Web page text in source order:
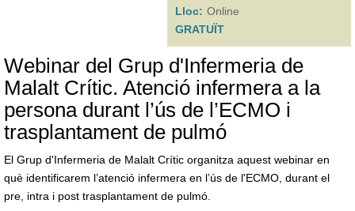
Lloc: Online
GRATUÏT
Webinar del Grup d'Infermeria de
Malalt Crític. Atenció infermera a la
persona durant l’ús de l’ECMO i
trasplantament de pulmó
El Grup d'Infermeria de Malalt Crític organitza aquest webinar en
què identificarem l’atenció infermera en l’ús de l'ECMO, durant el
pre, intra i post trasplantament de pulmó.